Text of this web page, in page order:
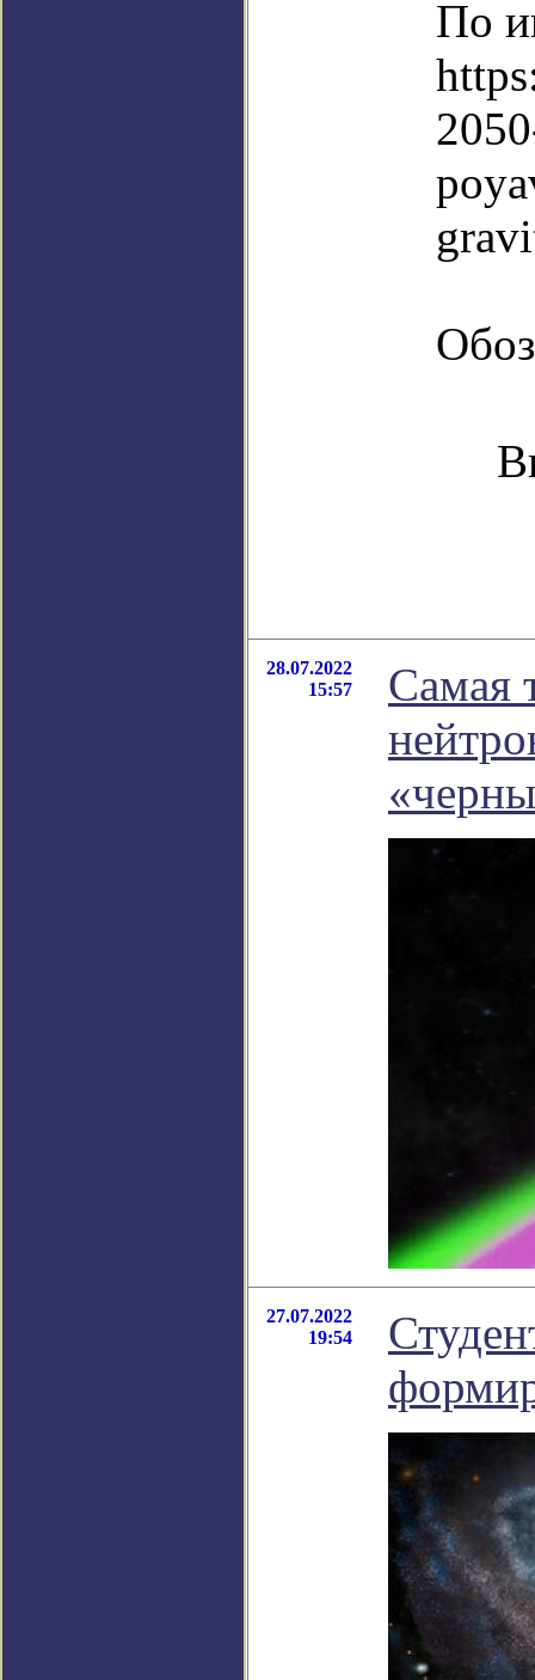
По
28.07.2022
15:57
Cамая
27.07.2022
19:54